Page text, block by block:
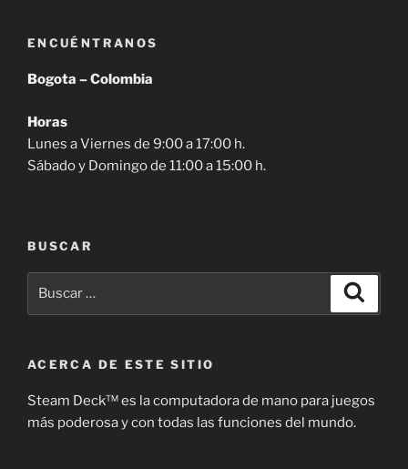
ENCUÉNTRANOS
Bogota – Colombia
Horas
Lunes a Viernes de 9:00 a 17:00 h.
Sábado y Domingo de 11:00 a 15:00 h.
BUSCAR
ACERCA DE ESTE SITIO
Steam Deck™ es la computadora de mano para juegos
más poderosa y con todas las funciones del mundo.